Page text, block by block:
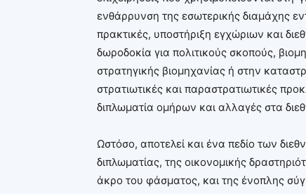
ενθάρρυνση της εσωτερικής διαμάχης
πρακτικές, υποστήριξη εγχώριων και
δωροδοκία για πολιτικούς σκοπούς,
στρατηγικής βιομηχανίας ή στην
στρατιωτικές και παραστρατιωτικές
διπλωματία ομήρων και αλλαγές στα
Ωστόσο, αποτελεί και ένα πεδίο των
διπλωματίας, της οικονομικής
άκρο του φάσματος, και της ένοπλης